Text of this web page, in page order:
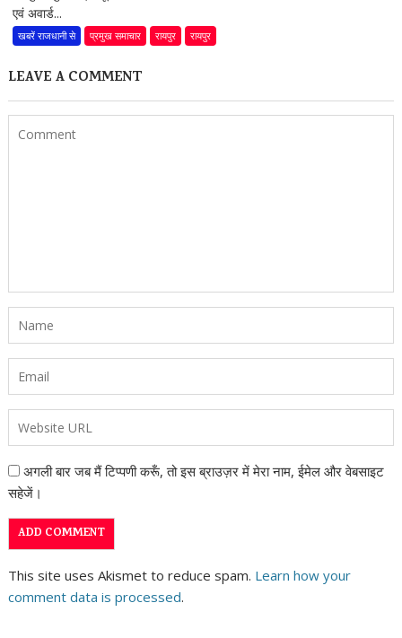
एवं अवार्ड...
खबरें राजधानी से प्रमुख समाचार रायपुर रायपुर
LEAVE A COMMENT
अगली बार जब मैं टिप्पणी करूँ, तो इस ब्राउज़र में मेरा नाम, ईमेल और वेबसाइट
सहेजें।
This site uses Akismet to reduce spam. Learn how your
comment data is processed.